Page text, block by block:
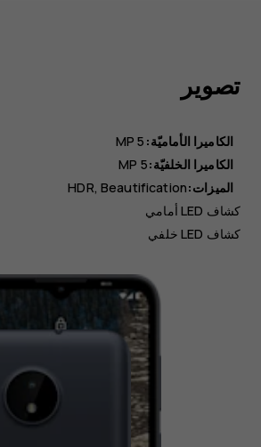
تصوير
الكاميرا الأماميّة: 5 MP
الكاميرا الخلفيّة:5 MP
الميزات:HDR, Beautification
كشاف LED أمامي
كشاف LED خلفي